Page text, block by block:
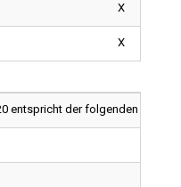
X
X
entspricht der folgenden